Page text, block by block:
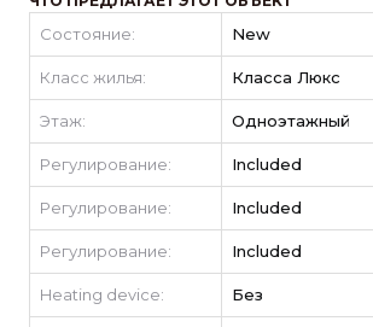
Состояние: New
Класс жилья: Класса Люкс
Этаж: Одноэтажный
Регулирование: Included
Регулирование: Included
Регулирование: Included
Heating device: Без